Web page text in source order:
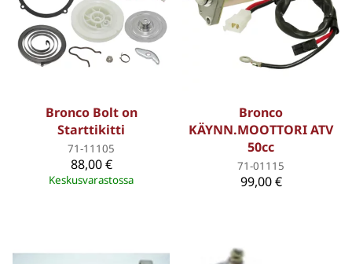
Bronco Bolt on
Starttikitti
71-11105
88,00 €
Keskusvarastossa
Bronco
KÄYNN.MOOTTORI ATV
50cc
71-01115
99,00 €